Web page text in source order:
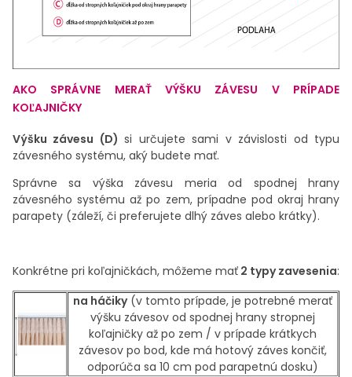
AKO SPRÁVNE MERAŤ VÝŠKU ZÁVESU V PRÍPADE
KOĽAJNIČKY
Výšku závesu (D)si určujete sami v závislosti od typu
závesného systému, aký budete mať.
Správne sa výška závesu meria od spodnej hrany
závesného systému až po zem, prípadne pod okraj hrany
parapety (záleží, či preferujete dlhý záves alebo krátky).
Konkrétne pri koľajničkách, môžeme mať 2 typy zavesenia:
na háčiky(v tomto prípade, je potrebné merať
výšku závesov od spodnej hrany stropnej
koľajničky až po zem / v prípade krátkych
závesov po bod, kde má hotový záves končiť,
odporúča sa 10 cm pod parapetnú dosku)